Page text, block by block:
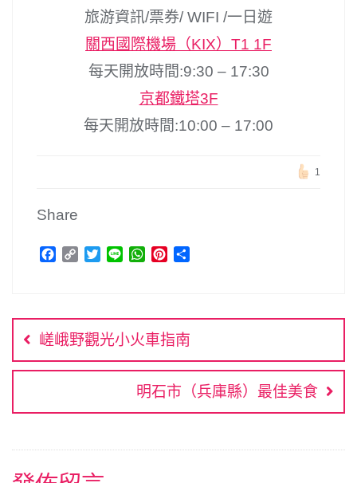
旅游資訊/票券/ WIFI /一日遊
關西國際機場（KIX）T1 1F
每天開放時間:9:30 – 17:30
京都鐵塔3F
每天開放時間:10:00 – 17:00
1
Share
b
o
o
k
C
L
i
n
k
t
e
r
W
s
A
p
p
e
r
e
s
文
章
導
嵯峨野觀光小火車指南
明石市（兵庫縣）最佳美食